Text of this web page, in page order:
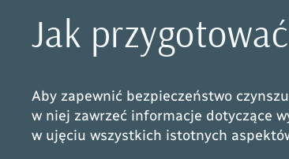
Jak
Aby zapewnić bezpieczeństwo
w niej zawrzeć informacje dotyczące
w ujęciu wszystkich istotnych